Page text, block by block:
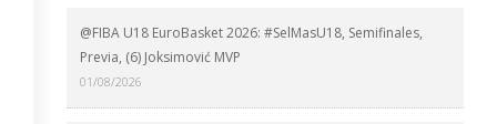
@FIBA U18 EuroBasket 2026: #SelMasU18, Semifinales,
Previa, (6) Joksimović MVP
01/08/2026